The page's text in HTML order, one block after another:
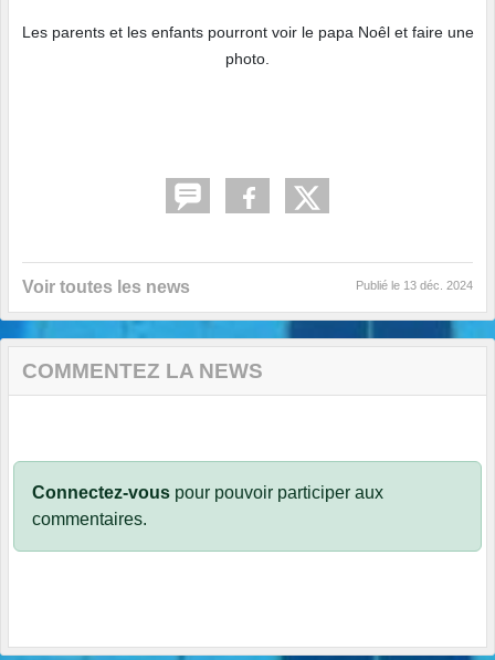
Les parents et les enfants pourront voir le papa Noêl et faire une
photo.
Voir toutes les news Publié le 13 déc. 2024
COMMENTEZ LA NEWS
Connectez-vous pour pouvoir participer aux
commentaires.